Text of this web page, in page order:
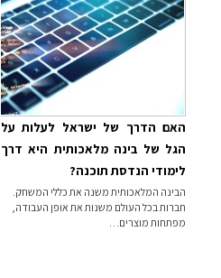
האם הדרך של ישראל לעלות על
הגל של בינה מלאכותית היא דרך
לימודי הנדסת תוכנה?
הבינה המלאכותית משנה את כללי המשחק.
חברות בכל העולם משנות את אופן העבודה,
מפתחות מוצרים…